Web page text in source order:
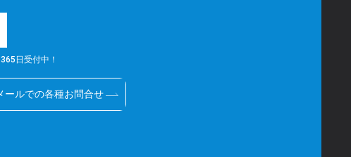
日受付中！
ールでの各種お問合せ